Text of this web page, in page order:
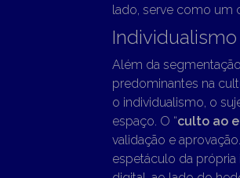
lado, serve como um
Além da
predominantes na
o individualismo, o
espaço. O “culto ao
validação e
espetáculo da